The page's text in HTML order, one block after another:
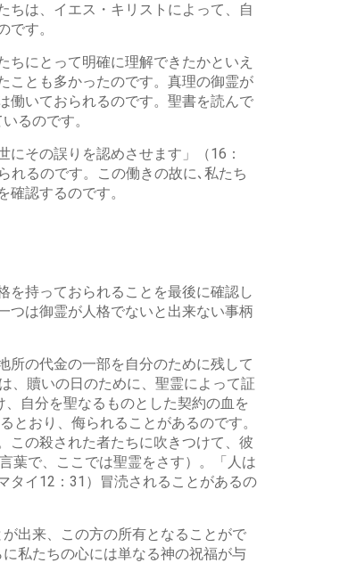
ちは、イエス・キリストによって、自
す。
にとって明確に理解できたかといえ
ことも多かったのです。真理の御霊が
働いておられるのです。聖書を読んで
るのです。
その誤りを認めさせます」（16：
れるのです。この働きの故に､私たち
認するのです。
を持っておられることを最後に確認し
つは御霊が人格でないと出来ない事柄
所の代金の一部を自分のために残して
、贖いの日のために、聖霊によって証
自分を聖なるものとした契約の血を
おり、侮られることがあるのです。
この殺された者たちに吹きつけて、彼
葉で、ここでは聖霊をさす）。「人は
タイ12：31）冒涜されることがあるの
出来、この方の所有となることがで
私たちの心には単なる神の祝福が与